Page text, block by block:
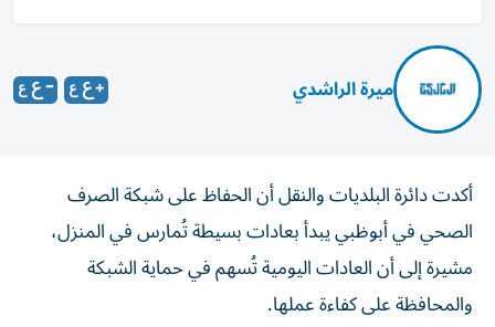
ميرة الراشدي
أكدت دائرة البلديات والنقل أن الحفاظ على شبكة الصرف
الصحي في أبوظبي يبدأ بعادات بسيطة تُمارس في المنزل،
مشيرة إلى أن العادات اليومية تُسهم في حماية الشبكة
والمحافظة على كفاءة عملها.